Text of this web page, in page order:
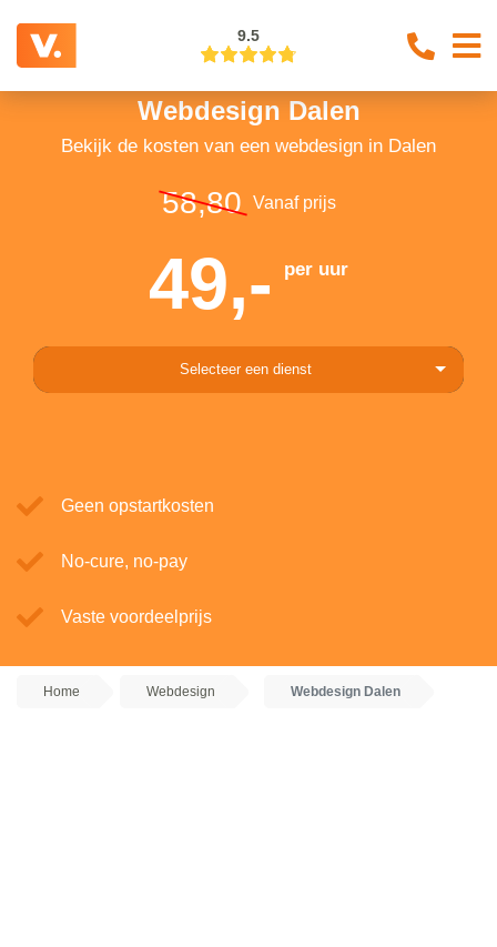
9.5
Webdesign Dalen
Bekijk de kosten van een webdesign in Dalen
58,80 Vanaf prijs
49,- per uur
Selecteer een dienst
Geen opstartkosten
No-cure, no-pay
Vaste voordeelprijs
Home Webdesign Webdesign Dalen